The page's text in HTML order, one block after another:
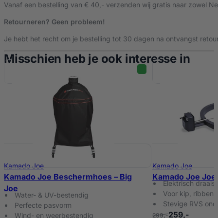
Vanaf een bestelling van € 40,- verzenden wij gratis naar zowel
Retourneren? Geen probleem!
Je hebt het recht om je bestelling tot 30 dagen na ontvangst
Misschien heb je ook interesse in
Kamado Joe
Kamado Joe Beschermhoes – Big
Joe
Water- & UV-bestendig
Perfecte pasvorm
Wind- en weerbestendig
Kamado Joe
Kamado Joe
Elektrisch
Voor kip, ribben,
Stevige RVS
299,-259,-